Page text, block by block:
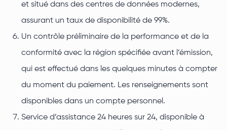
et situé dans des centres de données modernes,
assurant un taux de disponibilité de 99%.
Un contrôle préliminaire de la performance et de la
conformité avec la région spécifiée avant l’émission,
qui est effectué dans les quelques minutes à compter
du moment du paiement. Les renseignements sont
disponibles dans un compte personnel.
Service d’assistance 24 heures sur 24, disponible à